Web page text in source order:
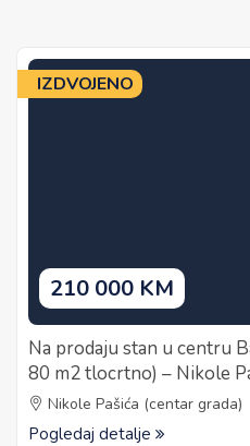
IZDVOJENO
210 000 KM
Na prodaju stan u centru
80 m2 tlocrtno) – Nikole
Nikole Pašića (centar grada)
Pogledaj detalje